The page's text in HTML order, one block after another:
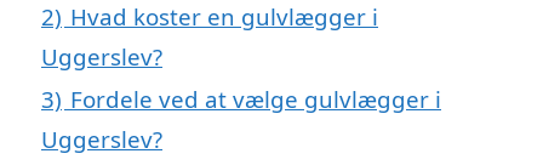
2) Hvad koster en gulvlægger i
Uggerslev?
3) Fordele ved at vælge gulvlægger i
Uggerslev?